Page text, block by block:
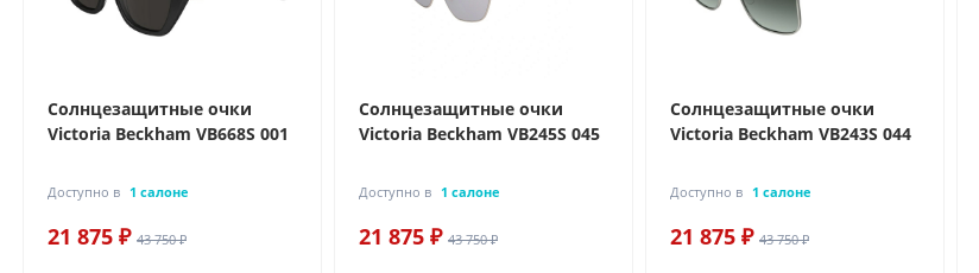
Солнцезащитные очки
Victoria Beckham VB668S 001
Доступно в 1 салоне
21 875 ₽ 43 750 ₽
Солнцезащитные очки
Victoria Beckham VB245S 045
Доступно в 1 салоне
21 875 ₽ 43 750 ₽
Солнцезащитные очки
Victoria Beckham VB243S 044
Доступно в 1 салоне
21 875 ₽ 43 750 ₽